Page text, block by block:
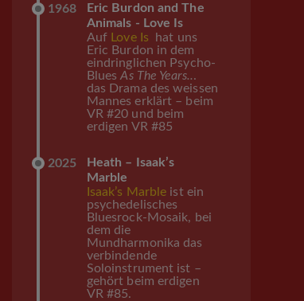
1968
Eric Burdon and The
Animals - Love Is
Auf
Love Is hat uns
Eric Burdon in dem
eindringlichen Psycho-
BluesAs The Years...
das Drama des weissen
Mannes erklärt – beim
VR #20 und beim
erdigen VR #85
2025
Heath – Isaak’s
Marble
Isaak’s Marble ist ein
psychedelisches
Bluesrock-Mosaik, bei
dem die
Mundharmonika das
verbindende
Soloinstrument ist –
gehört beim erdigen
VR #85.